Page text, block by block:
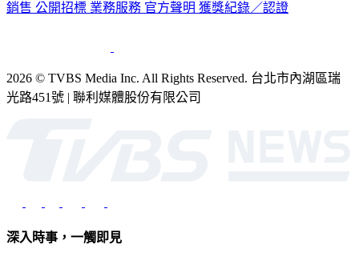
銷售 公開招標 業務服務 官方聲明 獲獎紀錄／認證
2026 © TVBS Media Inc. All Rights Reserved. 台北市內湖區瑞
光路451號 | 聯利媒體股份有限公司
深入時事，一觸即見